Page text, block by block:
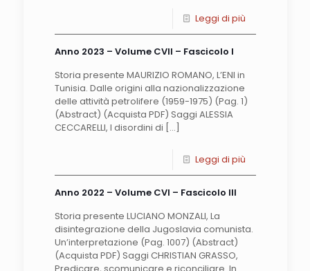
Leggi di più
Anno 2023 – Volume CVII – Fascicolo I
Storia presente MAURIZIO ROMANO, L’ENI in
Tunisia. Dalle origini alla nazionalizzazione
delle attività petrolifere (1959-1975) (Pag. 1)
(Abstract) (Acquista PDF) Saggi ALESSIA
CECCARELLI, I disordini di […]
Leggi di più
Anno 2022 – Volume CVI – Fascicolo III
Storia presente LUCIANO MONZALI, La
disintegrazione della Jugoslavia comunista.
Un’interpretazione (Pag. 1007) (Abstract)
(Acquista PDF) Saggi CHRISTIAN GRASSO,